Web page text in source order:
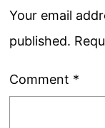
Your email
published.
Comment *